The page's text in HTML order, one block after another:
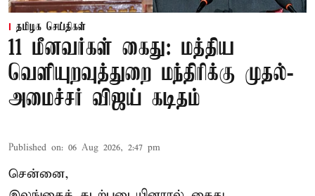
தமிழக செய்திகள்
11 மீனவர்கள் கைது: மத்திய
வெளியுறவுத்துறை மந்திரிக்கு முதல்-
அமைச்சர் விஜய் கடிதம்
Published on: 06 Aug 2026, 2:47 pm
சென்னை,